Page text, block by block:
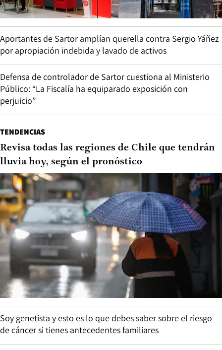
Aportantes de Sartor amplían querella contra Sergio Yáñez
por apropiación indebida y lavado de activos
Defensa de controlador de Sartor cuestiona al Ministerio
Público: “La Fiscalía ha equiparado exposición con
perjuicio”
TENDENCIAS
Revisa todas las regiones de Chile que tendrán
lluvia hoy, según el pronóstico
Soy genetista y esto es lo que debes saber sobre el riesgo
de cáncer si tienes antecedentes familiares